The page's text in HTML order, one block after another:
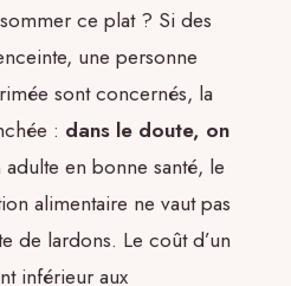
ce plat ? Si des
une personne
sont concernés, la
: dans le doute, on
en bonne santé, le
alimentaire ne vaut pas
de lardons. Le coût d’un
inférieur aux